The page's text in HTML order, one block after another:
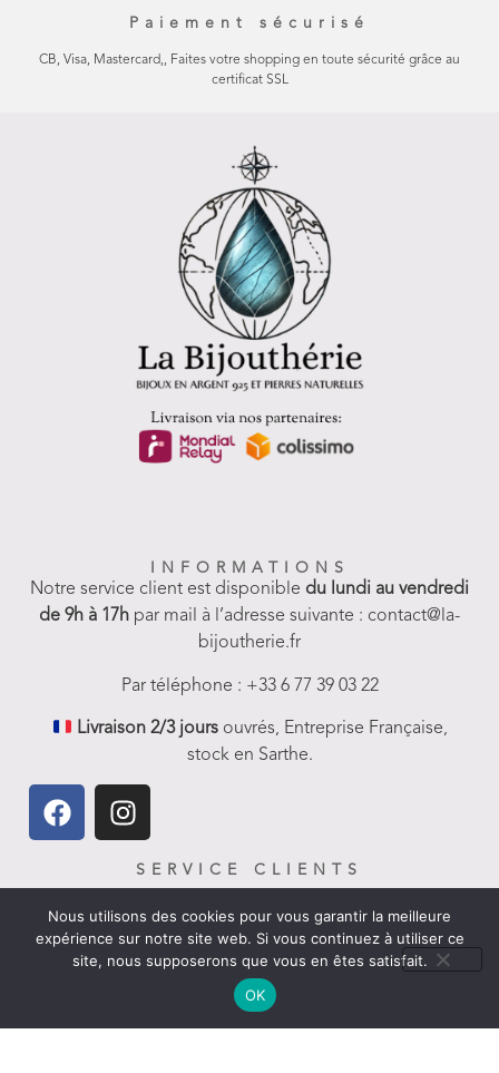
Paiement sécurisé
CB, Visa, Mastercard,, Faites votre shopping en toute sécurité grâce au
certificat SSL
INFORMATIONS
Notre service client est disponible du lundi au vendredi
de 9h à 17h par mail à l’adresse suivante : contact@la-
bijoutherie.fr
Par téléphone : +33 6 77 39 03 22
Livraison 2/3 joursouvrés, Entreprise Française,
stock en Sarthe.
SERVICE CLIENTS
Livraison
Nous contacter
Politique de remboursement
Nous utilisons des cookies pour vous garantir la meilleure
expérience sur notre site web. Si vous continuez à utiliser ce
site, nous supposerons que vous en êtes satisfait.
OK